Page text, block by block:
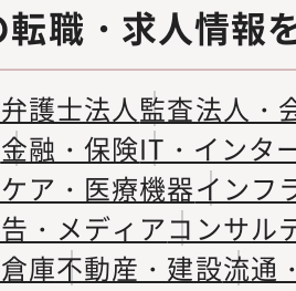
職・求人情報
護士法人監査法人・
金融・保険IT・インタ
ア・医療機器インフ
・メディアコンサル
庫不動産・建設流通